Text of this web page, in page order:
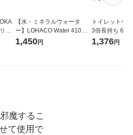
リ
超
【水・ミネラルウォータ
ー】LOHACO Water 410ml
1箱（20本入）ラベルレス
1,450円
トイレットペ
3倍長持ち 6ロール
紙配合 スコッ
1,376円
魔するこ
て使用で